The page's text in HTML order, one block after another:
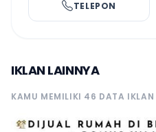
TELEPON
IKLAN LAINNYA
KAMU MEMILIKI 46 DATA IKLAN